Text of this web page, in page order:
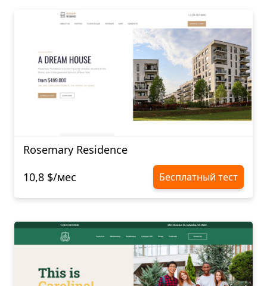
Rosemary Residence
10,8 $/мес
Бесплатный тест